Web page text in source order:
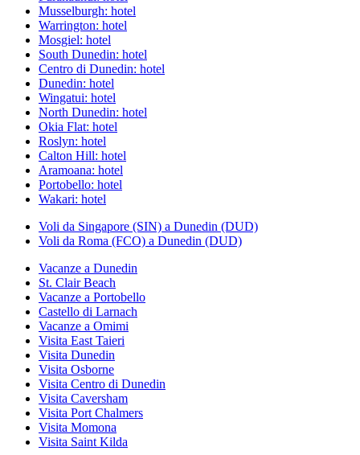
Musselburgh: hotel
Warrington: hotel
Mosgiel: hotel
South Dunedin: hotel
Centro di Dunedin: hotel
Dunedin: hotel
Wingatui: hotel
North Dunedin: hotel
Okia Flat: hotel
Roslyn: hotel
Calton Hill: hotel
Aramoana: hotel
Portobello: hotel
Wakari: hotel
Voli da Singapore (SIN) a Dunedin (DUD)
Voli da Roma (FCO) a Dunedin (DUD)
Vacanze a Dunedin
St. Clair Beach
Vacanze a Portobello
Castello di Larnach
Vacanze a Omimi
Visita East Taieri
Visita Dunedin
Visita Osborne
Visita Centro di Dunedin
Visita Caversham
Visita Port Chalmers
Visita Momona
Visita Saint Kilda